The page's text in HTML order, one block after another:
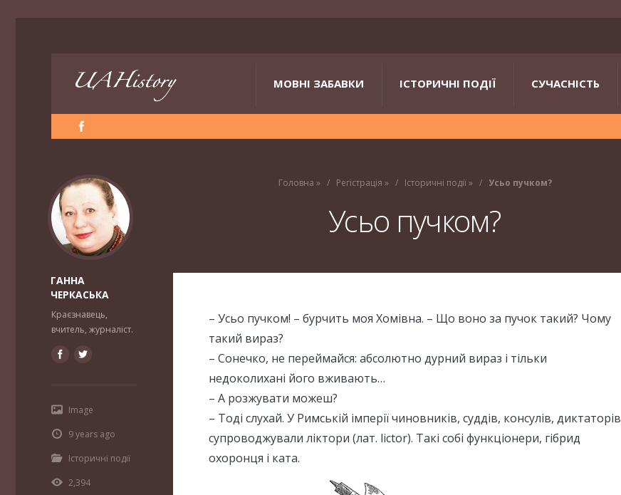
МОВНІ ЗАБАВКИ ІСТОРИЧНІ ПОДІЇ СУЧАСНІСТЬ
Головна » Регістрація » Історичні події» Усьо пучком?
Усьо пучком?
– Усьо пучком! – бурчить моя Хомівна. – Що воно за пучок такий? Чому
такий вираз?
– Сонечко, не переймайся: абсолютно дурний вираз і тільки
недоколихані його вживають…
– А розжувати можеш?
– Тоді слухай. У Римській імперії чиновників, суддів, консулів, диктаторів
супроводжували ліктори (лат. lictor). Такі собі функціонери, гібрид
охоронця і ката.
ГАННА
ЧЕРКАСЬКА
Краєзнавець,
вчитель, журналіст.
Image
9 years ago
Історичні події
2,394